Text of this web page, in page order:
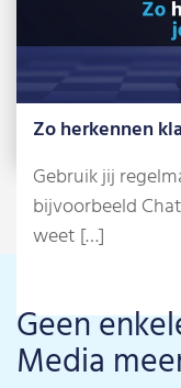
Zo herkennen
Gebruik jij
bijvoorbeeld
weet […]
Geen
Media